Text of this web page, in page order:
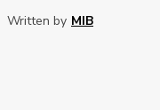
Written by MIB